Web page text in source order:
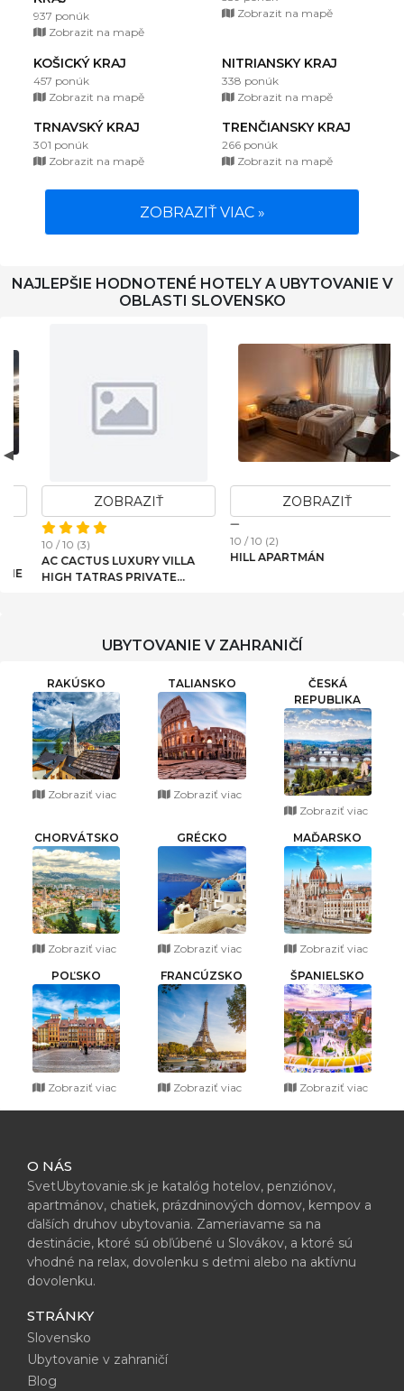
937 ponúk
Zobrazit na mapě
Zobrazit na mapě
KOŠICKÝ KRAJ
457 ponúk
Zobrazit na mapě
NITRIANSKY KRAJ
338 ponúk
Zobrazit na mapě
TRNAVSKÝ KRAJ
301 ponúk
Zobrazit na mapě
TRENČIANSKY KRAJ
266 ponúk
Zobrazit na mapě
ZOBRAZIŤ VIAC »
NAJLEPŠIE HODNOTENÉ HOTELY A UBYTOVANIE V
OBLASTI SLOVENSKO
ZOBRAZIŤ
10 / 10 (2)
HILL APARTMÁN
ZOBRAZIŤ
10 / 10 (6)
MJ VILA
UBYTOVANIE V ZAHRANIČÍ
RAKÚSKO
Zobraziť viac
TALIANSKO
Zobraziť viac
ČESKÁ
REPUBLIKA
Zobraziť viac
CHORVÁTSKO
Zobraziť viac
GRÉCKO
Zobraziť viac
MAĎARSKO
Zobraziť viac
POĽSKO
Zobraziť viac
FRANCÚZSKO
Zobraziť viac
ŠPANIELSKO
Zobraziť viac
O NÁS
SvetUbytovanie.sk je katalóg hotelov, penziónov,
apartmánov, chatiek, prázdninových domov, kempov a
ďalších druhov ubytovania. Zameriavame sa na
destinácie, ktoré sú obľúbené u Slovákov, a ktoré sú
vhodné na relax, dovolenku s deťmi alebo na aktívnu
dovolenku.
STRÁNKY
Slovensko
Ubytovanie v zahraničí
Blog